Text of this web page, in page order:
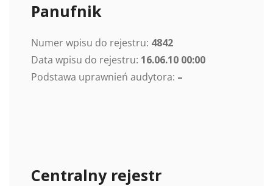
Panufnik
Numer wpisu do rejestru: 4842
Data wpisu do rejestru: 16.06.10 00:00
Podstawa uprawnień audytora: –
Centralny rejestr